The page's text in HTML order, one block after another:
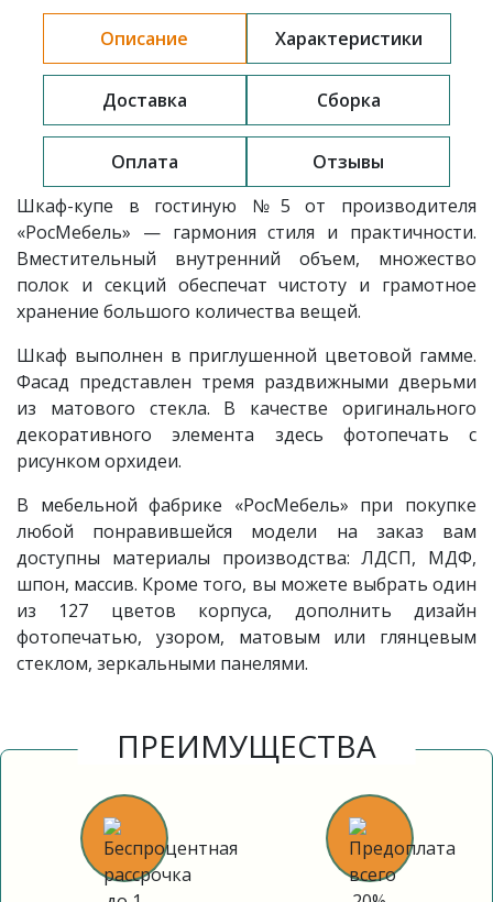
Описание Характеристики
Доставка Сборка
Оплата
Отзывы
Шкаф-купе в гостиную №5от производителя
«РосМебель» — гармония стиля и практичности.
Вместительный внутренний объем, множество
полок и секций обеспечат чистоту и грамотное
хранение большого количества вещей.
Шкаф выполнен в приглушенной цветовой гамме.
Фасад представлен тремя раздвижными дверьми
из матового стекла. В качестве оригинального
декоративного элемента здесь фотопечать с
рисунком орхидеи.
В мебельной фабрике «РосМебель» при покупке
любой понравившейся модели на заказ вам
доступны материалы производства: ЛДСП, МДФ,
шпон, массив. Кроме того, вы можете выбрать один
из 127 цветов корпуса, дополнить дизайн
фотопечатью, узором, матовым или глянцевым
стеклом, зеркальными панелями.
ПРЕИМУЩЕСТВА